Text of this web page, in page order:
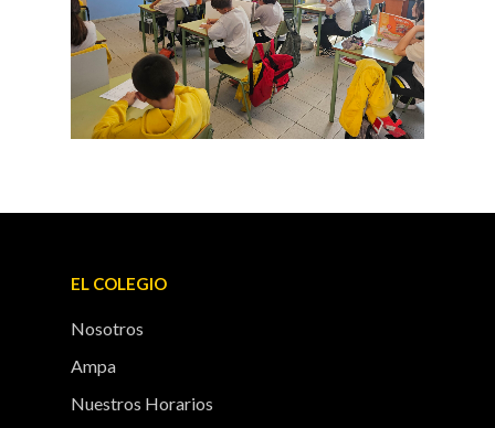
EL COLEGIO
Nosotros
Ampa
Nuestros Horarios